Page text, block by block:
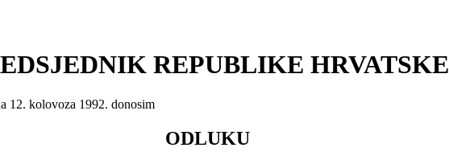
REPUBLIKE HRVATSKE
12. kolovoza 1992. donosim
ODLUKU